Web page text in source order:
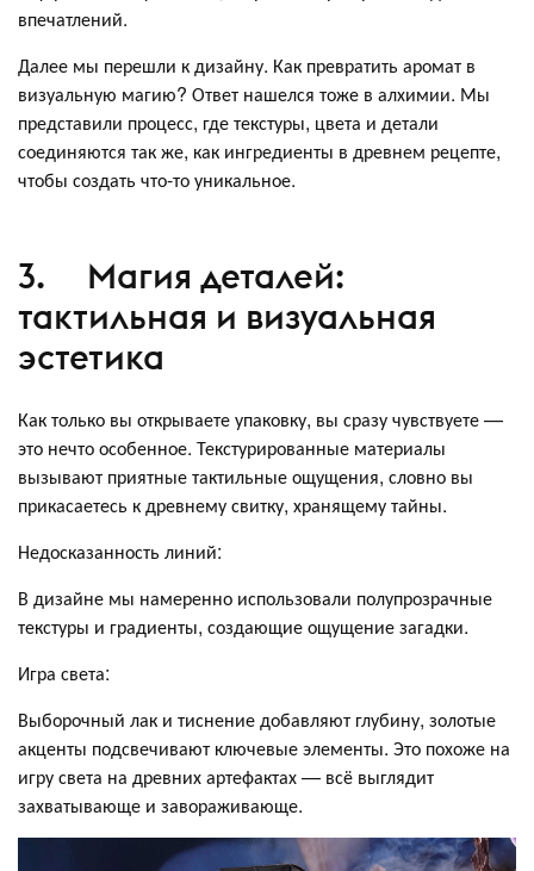
впечатлений.
Далее мы перешли к дизайну. Как превратить аромат в
визуальную магию? Ответ нашелся тоже в алхимии. Мы
представили процесс, где текстуры, цвета и детали
соединяются так же, как ингредиенты в древнем рецепте,
чтобы создать что-то уникальное.
3. Магия деталей:
тактильная и визуальная
эстетика
Как только вы открываете упаковку, вы сразу чувствуете —
это нечто особенное. Текстурированные материалы
вызывают приятные тактильные ощущения, словно вы
прикасаетесь к древнему свитку, хранящему тайны.
Недосказанность линий:
В дизайне мы намеренно использовали полупрозрачные
текстуры и градиенты, создающие ощущение загадки.
Игра света:
Выборочный лак и тиснение добавляют глубину, золотые
акценты подсвечивают ключевые элементы. Это похоже на
игру света на древних артефактах — всё выглядит
захватывающе и завораживающе.